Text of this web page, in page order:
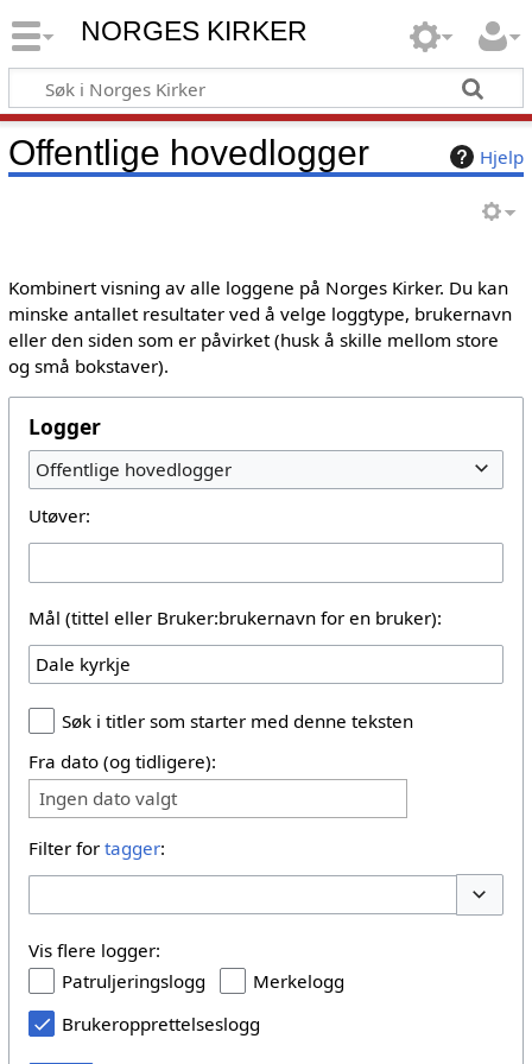
NORGES KIRKER
Hjelp
Offentlige hovedlogger
Kombinert visning av alle loggene på Norges Kirker. Du kan
minske antallet resultater ved å velge loggtype, brukernavn
eller den siden som er påvirket (husk å skille mellom store
og små bokstaver).
Logger
Offentlige hovedlogger
Utøver:
Mål (tittel eller Bruker:brukernavn for en bruker):
Søk i titler som starter med denne teksten
Fra dato (og tidligere):
Ingen dato valgt
Filter for tagger:
Vis flere logger:
Patruljeringslogg
Merkelogg
Brukeropprettelseslogg